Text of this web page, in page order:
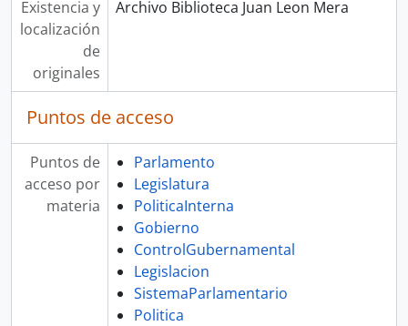
Existencia y
localización
de
originales
Archivo Biblioteca Juan Leon Mera
Puntos de acceso
Puntos de
acceso por
materia
Parlamento
Legislatura
PoliticaInterna
Gobierno
ControlGubernamental
Legislacion
SistemaParlamentario
Politica